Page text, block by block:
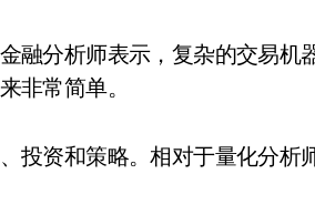
融分析师表示，复杂的交易机
非常简单。
投资和策略。相对于量化分析